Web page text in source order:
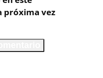
próxima vez